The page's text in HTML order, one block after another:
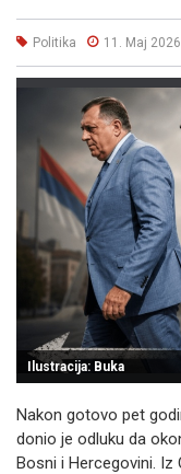
Politika 11. Maj 2026
Ilustracija: Buka
Nakon gotovo pet
donio je odluku da
Bosni i Hercegovini. Iz